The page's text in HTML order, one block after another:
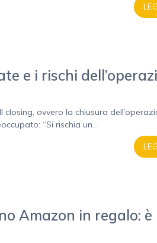
e i rischi
ovvero la chiusura
“Si rischia un...
Amazon in regalo: